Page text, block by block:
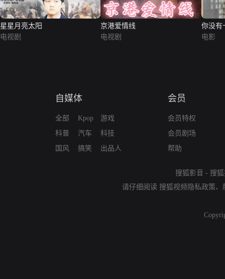
星星月亮太阳
电视剧
京港爱情线
电视剧
你没有
电影
自媒体
全部
科普
国风
Kpop
汽车
搞笑
游戏
科技
出品人
会员
会员特权
会员剧场
帮助
搜狐影音 - 搜
请仔细阅读 搜狐视频隐私政策、